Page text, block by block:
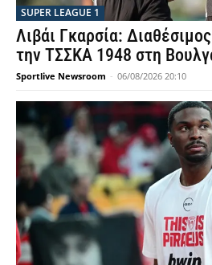
SUPER LEAGUE 1
Λιβάι Γκαρσία:
την ΤΣΣΚΑ 1948 στη
Sportlive Newsroom - 06/08/2026 20:10